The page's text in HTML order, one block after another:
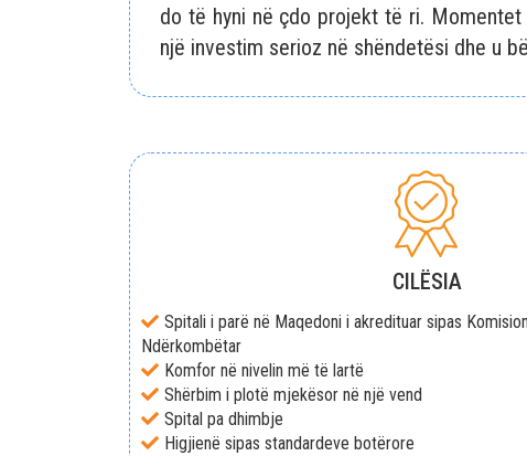
do të hyni në çdo projekt të ri.
një investim serioz në shëndetësi dhe u
CILËSIA
Spitali i parë në Maqedoni i akredituar sipas
Ndërkombëtar
Komfor në nivelin më të lartë
Shërbim i plotë mjekësor në një vend
Spital pa dhimbje
Higjienë sipas standardeve botërore